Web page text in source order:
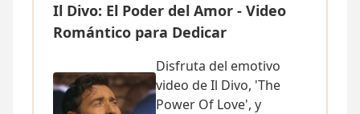
Il Divo: El Poder del Amor - Video
Romántico para Dedicar
Disfruta del emotivo
video de Il Divo, 'The
Power Of Love', y